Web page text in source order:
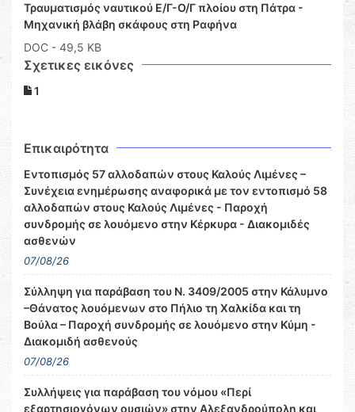
Τραυματισμός ναυτικού Ε/Γ-Ο/Γ πλοίου στη Πάτρα -
Μηχανική βλάβη σκάφους στη Ραφήνα
DOC - 49,5 KB
Σχετικες εικόνες
1
Επικαιρότητα
Εντοπισμός 57 αλλοδαπών στους Καλούς Λιμένες –
Συνέχεια ενημέρωσης αναφορικά με τον εντοπισμό 58
αλλοδαπών στους Καλούς Λιμένες - Παροχή
συνδρομής σε λουόμενο στην Κέρκυρα - Διακομιδές
ασθενών
07/08/26
Σύλληψη για παράβαση του Ν. 3409/2005 στην Κάλυμνο
–Θάνατος λουόμενων στο Πήλιο τη Χαλκίδα και τη
Βούλα – Παροχή συνδρομής σε λουόμενο στην Κύμη -
Διακομιδή ασθενούς
07/08/26
Συλλήψεις για παράβαση του νόμου «Περί
εξαρτησιογόνων ουσιών» στην Αλεξανδρούπολη και